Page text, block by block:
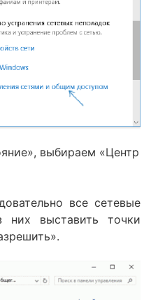
выбираем «Центр
все сетевые
выставить точки